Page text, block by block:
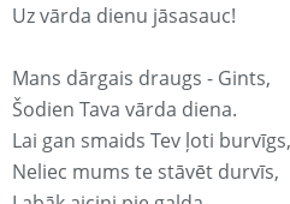
Uz vārda dienu jāsasauc!
Mans dārgais draugs - Gints,
Šodien Tava vārda diena.
Lai gan smaids Tev ļoti burvīgs,
Neliec mums te stāvēt durvīs,